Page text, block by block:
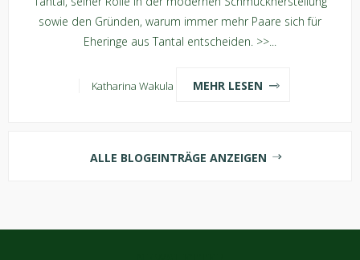
sowie den Gründen, warum immer mehr Paare sich für
Eheringe aus Tantal entscheiden. >>...
Katharina Wakula MEHR LESEN
ALLE BLOGEINTRÄGE ANZEIGEN